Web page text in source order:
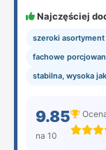
Najczęściej
szeroki
fachowe
stabilna, wysoka
9.85
na 10